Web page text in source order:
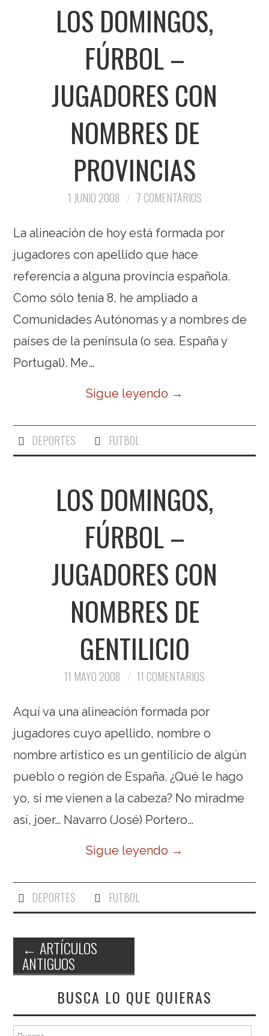
LOS DOMINGOS,
FÚRBOL –
JUGADORES CON
NOMBRES DE
PROVINCIAS
1 JUNIO 2008 7 COMENTARIOS
La alineación de hoy está formada por
jugadores con apellido que hace
referencia a alguna provincia española.
Como sólo tenía 8, he ampliado a
Comunidades Autónomas y a nombres de
países de la península (o sea, España y
Portugal). Me…
Sigue leyendo →
DEPORTES FUTBOL
LOS DOMINGOS,
FÚRBOL –
JUGADORES CON
NOMBRES DE
GENTILICIO
11 MAYO 2008 11 COMENTARIOS
Aquí va una alineación formada por
jugadores cuyo apellido, nombre o
nombre artístico es un gentilicio de algún
pueblo o región de España. ¿Qué le hago
yo, si me vienen a la cabeza? No miradme
así, joer… Navarro (José) Portero…
Sigue leyendo →
DEPORTES FUTBOL
Navegación de entradas
← ARTÍCULOS
ANTIGUOS
BUSCA LO QUE QUIERAS
Buscar: